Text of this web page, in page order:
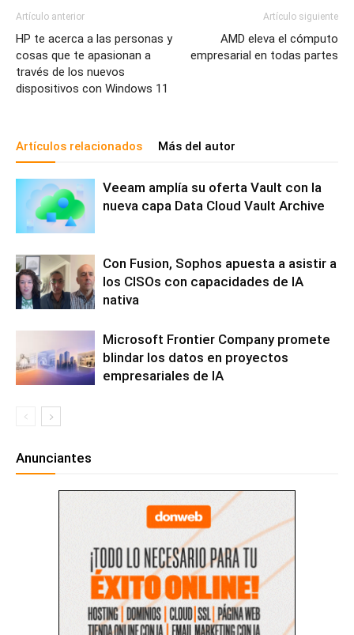
Artículo anterior
HP te acerca a las personas y
cosas que te apasionan a
través de los nuevos
dispositivos con Windows 11
Artículo siguiente
AMD eleva el cómputo
empresarial en todas partes
Artículos relacionados Más del autor
Veeam amplía su oferta Vault con la
nueva capa Data Cloud Vault Archive
Con Fusion, Sophos apuesta a asistir a
los CISOs con capacidades de IA
nativa
Microsoft Frontier Company promete
blindar los datos en proyectos
empresariales de IA
Anunciantes